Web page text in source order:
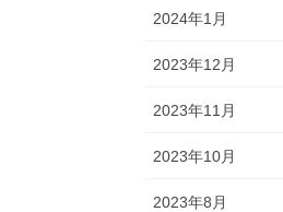
2024年1月
2023年12月
2023年11月
2023年10月
2023年8月